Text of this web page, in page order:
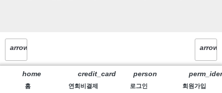
home
홈
credit_card
연회비결제
person
로그인 회원가입
arrow_back
이 위
로